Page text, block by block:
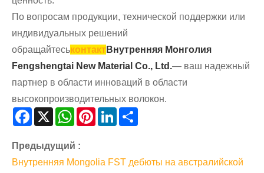
По вопросам продукции, технической поддержки или
индивидуальных решений
обращайтеськонтактВнутренняя Монголия
Fengshengtai New Material Co., Ltd.— ваш надежный
партнер в области инноваций в области
высокопроизводительных волокон.
Facebook
X WhatsAppPinterestLinkedIn
Предыдущий :
Внутренняя Mongolia FST дебюты на австралийской